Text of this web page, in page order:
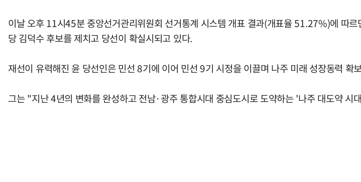
이날 오후 11시45분 중앙선거관리위원회 선거통계 시스템 개표 결과(개표율 51.27%)에
당 김덕수 후보를 제치고 당선이 확실시되고 있다.
재선이 유력해진 윤 당선인은 민선 8기에 이어 민선 9기 시정을 이끌며 나주 미래 성장동력
그는 "지난 4년의 변화를 완성하고 전남·광주 통합시대 중심도시로 도약하는 '나주 대도약 시